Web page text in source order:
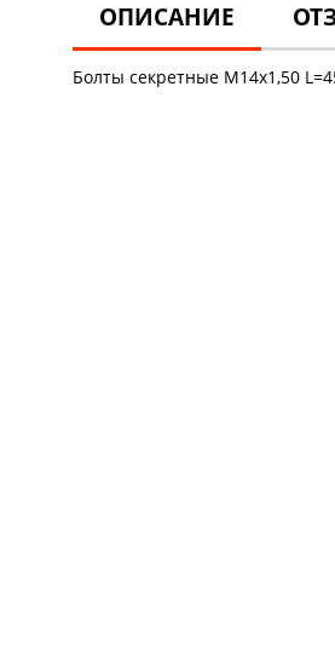
ОПИСАНИЕ
Болты секретные М14х1,50